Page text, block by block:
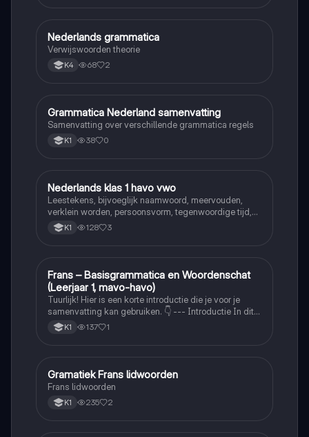
Nederlands
Nederlands grammatica
Verwijswoorden theorie
K4 68 2
Nederlands
Grammatica Nederland samenvatting
Samenvatting over verschillende grammatica regels
K1 38 0
Nederlands
Nederlands klas 1 havo vwo
Leestekens, bijvoeglijk naamwoord, meervouden,
verklein worden, persoonsvorm, tegenwoordige tijd,
persoonsvorm verleden tijd van zwakke en sterke
werkwoorden, voltooid en onvoltooid deelwoord,
K1 128 3
Frans
Frans – Basisgrammatica en Woordenschat
(Leerjaar 1, mavo-havo)
Tuurlijk! Hier is een korte introductie die je voor je
samenvatting kan gebruiken. 👇 --- Introductie In dit
schrift staat alle belangrijke Franse grammatica en
woordenschat die je moet kennen in het eerste
K1 137 1
Frans
Gramatiek Frans lidwoorden
Frans lidwoorden
K1 235 2